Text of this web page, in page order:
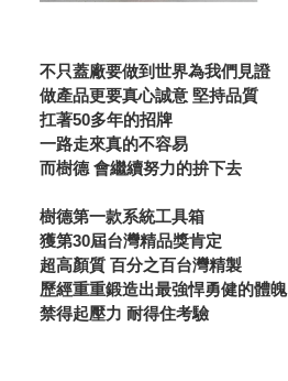
不只蓋廠要做到世界為我們見證
做產品更要真心誠意 堅持品質
扛著50多年的招牌
一路走來真的不容易
而樹德 會繼續努力的拚下去
樹德第一款系統工具箱
獲第30屆台灣精品獎肯定
超高顏質 百分之百台灣精製
歷經重重鍛造出最強悍勇健的體魄
禁得起壓力 耐得住考驗